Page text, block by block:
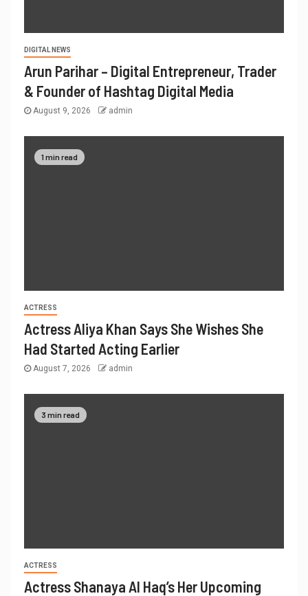
DIGITAL NEWS
Arun Parihar – Digital Entrepreneur, Trader
& Founder of Hashtag Digital Media
August 9, 2026 admin
1 min read
ACTRESS
Actress Aliya Khan Says She Wishes She
Had Started Acting Earlier
August 7, 2026 admin
3 min read
ACTRESS
Actress Shanaya Al Haq’s Her Upcoming